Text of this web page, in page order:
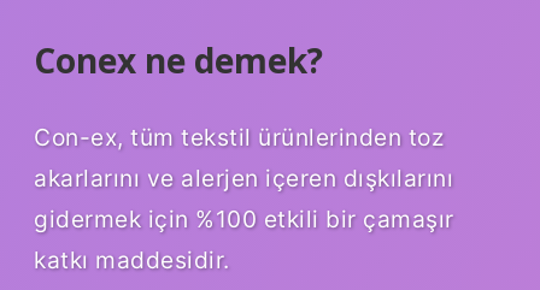
Conex ne demek?
Con-ex, tüm tekstil ürünlerinden toz
akarlarını ve alerjen içeren dışkılarını
gidermek için %100 etkili bir çamaşır
katkı maddesidir.